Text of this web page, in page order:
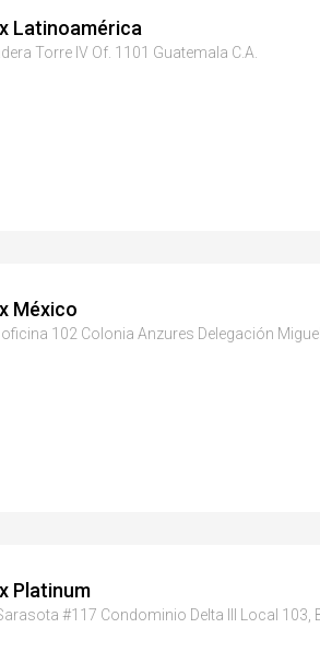
Latinoamérica
Torre IV Of. 1101 Guatemala C.A.
México
102 Colonia Anzures Delegación
Platinum
#117 Condominio Delta III Local 103,